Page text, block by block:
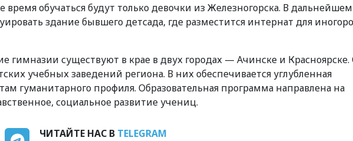
время обучаться будут только девочки из Железногорска. В дальнейшем
здание бывшего детсада, где разместится интернат для
существуют в крае в двух городах — Ачинске и
учебных заведений региона. В них обеспечивается углубленная
гуманитарного профиля. Образовательная программа направлена на
социальное развитие учениц.
ЧИТАЙТЕ НАС В TELEGRAM